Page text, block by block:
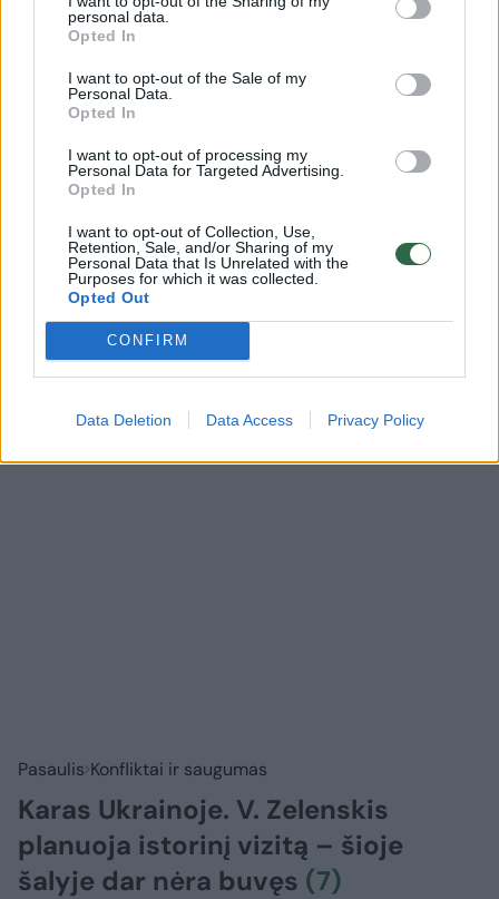
personal data.
Opted In
I want to opt-out of the Sale of my
Personal Data.
Opted In
I want to opt-out of processing my
Personal Data for Targeted Advertising.
Opted In
I want to opt-out of Collection, Use,
Retention, Sale, and/or Sharing of my
Personal Data that Is Unrelated with the
Purposes for which it was collected.
Opted Out
CONFIRM
Data Deletion Data Access Privacy Policy
Rodyti daugiau žymių
Komentuoti po šiuo straipsniu
Komentuoti gali tik Lrytas registruoti vartotojai.
Prisijunkite prie registruotų vartotojų
bendruomenės ir bendraukite komentaruose!
Prisijungti komentatoriams
Pasaulis Konfliktai ir saugumas
Karas Ukrainoje. V. Zelenskis
planuoja istorinį vizitą – šioje
šalyje dar nėra buvęs (7)